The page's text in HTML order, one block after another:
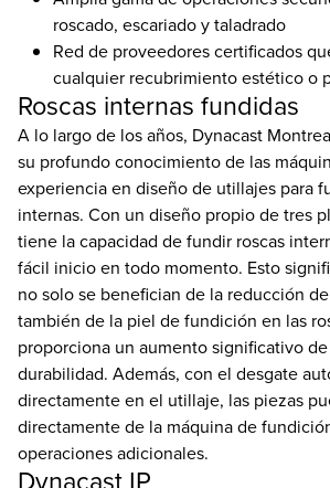
roscado, escariado y taladrado
Red de proveedores certificados
cualquier recubrimiento estético o
Roscas internas fundidas
A lo largo de los años, Dynacast
su profundo conocimiento de las
experiencia en diseño de utillajes para
internas. Con un diseño propio de tres
tiene la capacidad de fundir roscas
fácil inicio en todo momento. Esto
no solo se benefician de la reducción
también de la piel de fundición en las
proporciona un aumento significativo
durabilidad. Además, con el desgate
directamente en el utillaje, las piezas
directamente de la máquina de
operaciones adicionales.
Dynacast IP